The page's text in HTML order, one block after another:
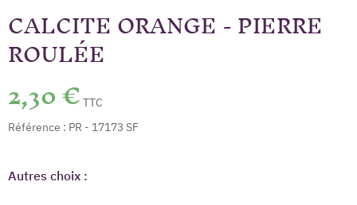
CALCITE ORANGE - PIERRE
ROULÉE
2,30 € TTC
Référence : PR - 17173 SF
Autres choix :